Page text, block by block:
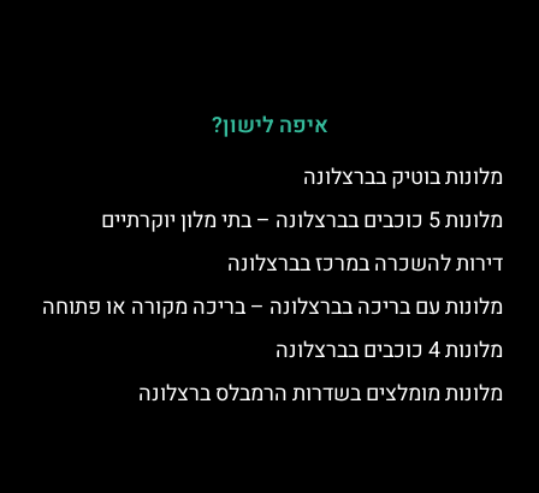
איפה לישון?
מלונות בוטיק בברצלונה
מלונות 5 כוכבים בברצלונה – בתי מלון יוקרתיים
דירות להשכרה במרכז בברצלונה
מלונות עם בריכה בברצלונה – בריכה מקורה או פתוחה
מלונות 4 כוכבים בברצלונה
מלונות מומלצים בשדרות הרמבלס ברצלונה